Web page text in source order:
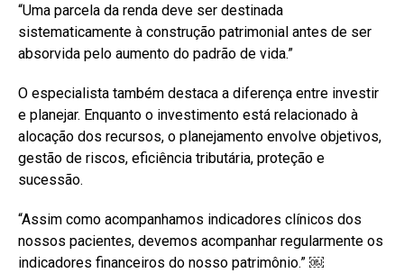
“Uma parcela da renda deve ser destinada
sistematicamente à construção patrimonial antes de ser
absorvida pelo aumento do padrão de vida.”
O especialista também destaca a diferença entre investir
e planejar. Enquanto o investimento está relacionado à
alocação dos recursos, o planejamento envolve objetivos,
gestão de riscos, eficiência tributária, proteção e
sucessão.
“Assim como acompanhamos indicadores clínicos dos
nossos pacientes, devemos acompanhar regularmente os
indicadores financeiros do nosso patrimônio.” ￼